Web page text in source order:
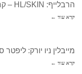
הרבלייף: HL/SKIN – קרם לילה
קרא עוד ←
מייבלין ניו יורק:
קרא עוד ←